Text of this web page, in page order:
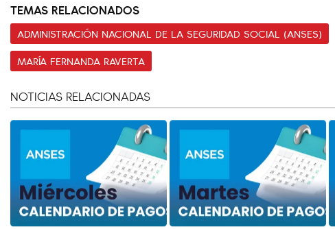
TEMAS RELACIONADOS
ADMINISTRACIÓN NACIONAL DE LA SEGURIDAD SOCIAL (ANSES)
MARÍA FERNANDA RAVERTA
NOTICIAS RELACIONADAS
San